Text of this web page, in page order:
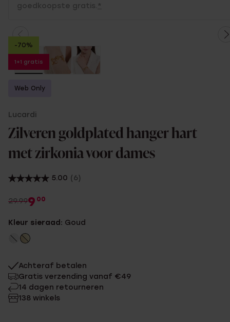
goedkoopste gratis. *
-70%
1+1 gratis
Web Only
Lucardi
Zilveren goldplated hanger hart
met zirkonia voor dames
5.00 (6)
29.999 00
Kleur sieraad: Goud
Achteraf betalen
Gratis verzending vanaf €49
14 dagen retourneren
138 winkels